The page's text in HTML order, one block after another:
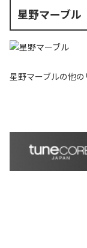
星野マーブル
星野マーブルの他の